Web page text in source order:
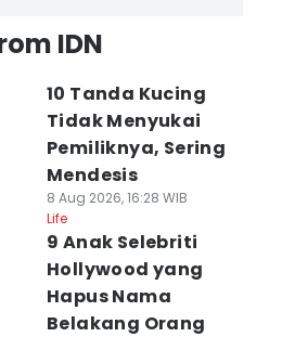
IDN
10 Tanda Kucing
Tidak Menyukai
Pemiliknya, Sering
Mendesis
8 Aug 2026, 16:28 WIB
Life
9 Anak Selebriti
Hollywood yang
Hapus Nama
Belakang Orang